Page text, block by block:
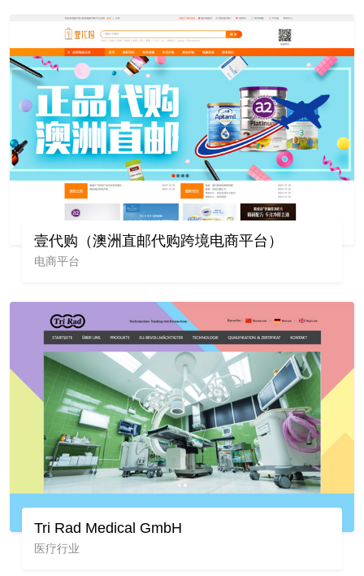
壹代购（澳洲直邮代购跨境电商平台）
电商平台
Tri Rad Medical GmbH
医疗行业